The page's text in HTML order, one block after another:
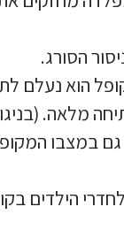
הסורג.
הוא נעלם
מלאה.
במצבו
הילדים